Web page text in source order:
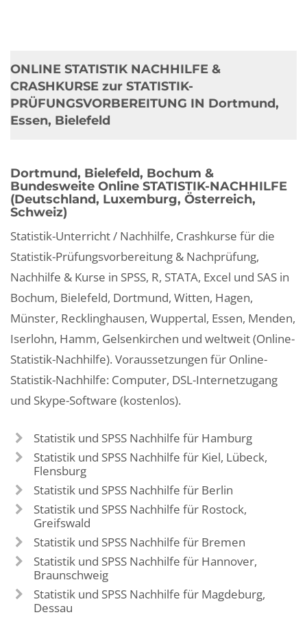
ONLINE STATISTIK NACHHILFE &
CRASHKURSE zur STATISTIK-
PRÜFUNGSVORBEREITUNG IN Dortmund,
Essen, Bielefeld
Dortmund, Bielefeld, Bochum &
Bundesweite Online STATISTIK-NACHHILFE
(Deutschland, Luxemburg, Österreich,
Schweiz)
Statistik-Unterricht / Nachhilfe, Crashkurse für die
Statistik-Prüfungsvorbereitung & Nachprüfung,
Nachhilfe & Kurse in SPSS, R, STATA, Excel und SAS in
Bochum, Bielefeld, Dortmund, Witten, Hagen,
Münster, Recklinghausen, Wuppertal, Essen, Menden,
Iserlohn, Hamm, Gelsenkirchen und weltweit (Online-
Statistik-Nachhilfe). Voraussetzungen für Online-
Statistik-Nachhilfe: Computer, DSL-Internetzugang
und Skype-Software (kostenlos).
Statistik und SPSS Nachhilfe für Hamburg
Statistik und SPSS Nachhilfe für Kiel, Lübeck,
Flensburg
Statistik und SPSS Nachhilfe für Berlin
Statistik und SPSS Nachhilfe für Rostock,
Greifswald
Statistik und SPSS Nachhilfe für Bremen
Statistik und SPSS Nachhilfe für Hannover,
Braunschweig
Statistik und SPSS Nachhilfe für Magdeburg,
Dessau